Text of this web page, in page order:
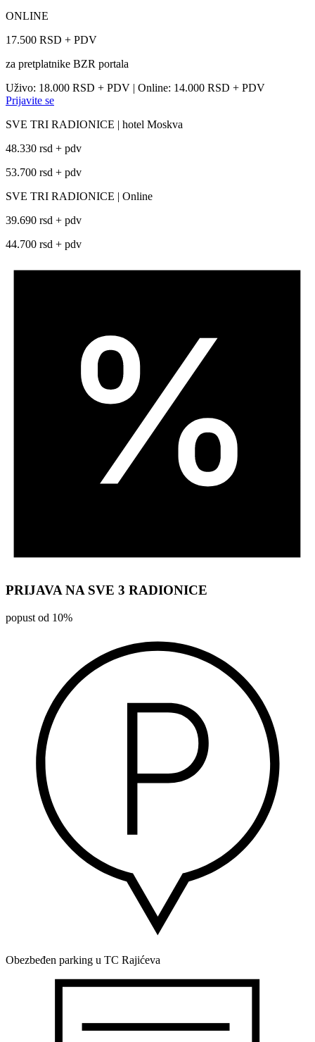
ONLINE
17.500 RSD + PDV
za pretplatnike BZR portala
Uživo: 18.000 RSD + PDV | Online: 14.000 RSD + PDV
Prijavite se
SVE TRI RADIONICE | hotel Moskva
48.330 rsd + pdv
53.700 rsd + pdv
SVE TRI RADIONICE | Online
39.690 rsd + pdv
44.700 rsd + pdv
PRIJAVA NA SVE 3 RADIONICE
popust od 10%
Obezbeđen parking u TC Rajićeva